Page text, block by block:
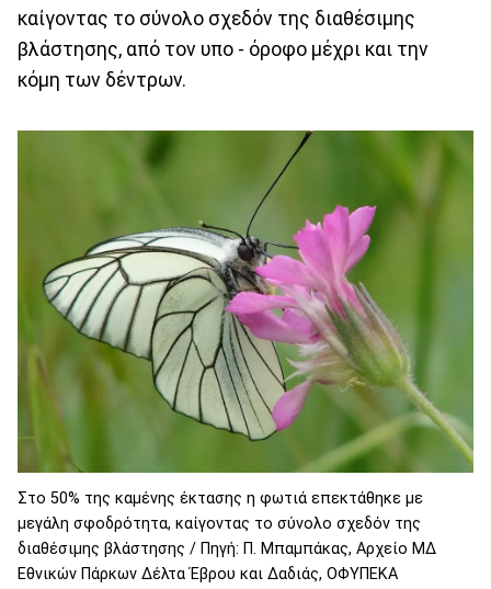
καίγοντας το σύνολο σχεδόν της διαθέσιμης
βλάστησης, από τον υπο - όροφο μέχρι και την
κόμη των δέντρων.
Στο 50% της καμένης έκτασης η φωτιά επεκτάθηκε με
μεγάλη σφοδρότητα, καίγοντας το σύνολο σχεδόν της
διαθέσιμης βλάστησης / Πηγή: Π. Μπαμπάκας, Αρχείο ΜΔ
Εθνικών Πάρκων Δέλτα Έβρου και Δαδιάς, ΟΦΥΠΕΚΑ